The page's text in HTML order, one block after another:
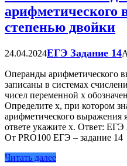
арифметического
степенью двойки
24.04.2024ЕГЭ Задание 14
Операнды арифметического
записаны в системах
чисел переменной x
Определите x, при котором
арифметического выражения
ответе укажите x. Ответ:
От PRO100 ЕГЭ – задание 14
Читать далее